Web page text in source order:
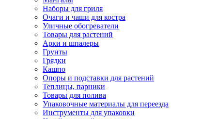
Наборы для гриля
Очаги и чаши для костра
Уличные обогреватели
Товары для растений
Арки и шпалеры
Грунты
Грядки
Кашпо
Опоры и подставки для растений
Теплицы, парники
Товары для полива
Упаковочные материалы для переезда
Инструменты для упаковки